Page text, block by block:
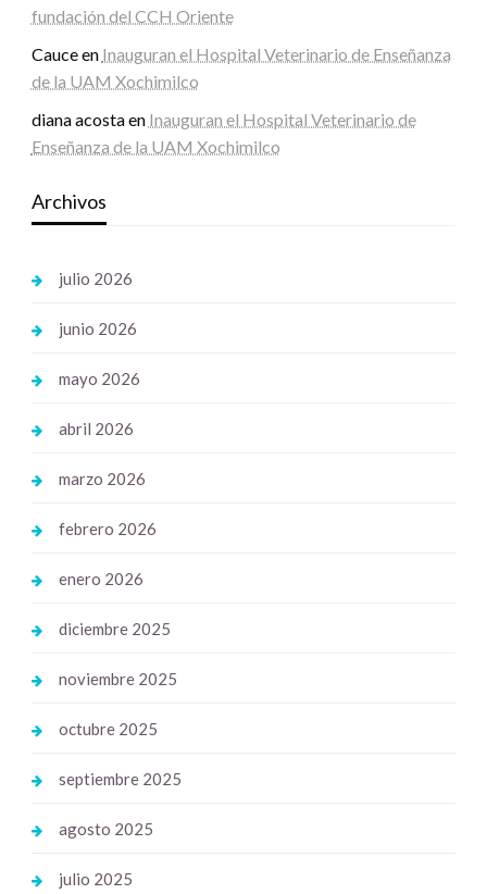
fundación del CCH Oriente
Cauceen Inauguran el Hospital Veterinario de Enseñanza
de la UAM Xochimilco
diana acostaen Inauguran el Hospital Veterinario de
Enseñanza de la UAM Xochimilco
Archivos
julio 2026
junio 2026
mayo 2026
abril 2026
marzo 2026
febrero 2026
enero 2026
diciembre 2025
noviembre 2025
octubre 2025
septiembre 2025
agosto 2025
julio 2025